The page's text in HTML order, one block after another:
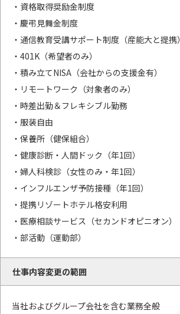
・資格取得奨励金制度
・慶弔見舞金制度
・通信教育受講サポート制度（産能大と提携）
・401K（希望者のみ）
・積み立てNISA（会社からの支援金有）
・リモートワーク（対象者のみ）
・時差出勤＆フレキシブル勤務
・服装自由
・保養所（健保組合）
・健康診断・人間ドック（年1回）
・婦人科検診（女性のみ・年1回）
・インフルエンザ予防接種（年1回）
・提携リゾートホテル格安利用
・医療相談サービス（セカンドオピニオン）
・部活動（運動部）
仕事内容変更の範囲
当社およびグループ会社を含む業務全般